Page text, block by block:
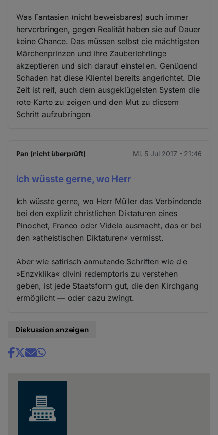
Was Fantasien (nicht beweisbares) auch immer
hervorbringen, gegen Realität haben sie auf Dauer
keine Chance. Das müssen selbst die mächtigsten
Märchenprinzen und ihre Zauberlehrlinge
akzeptieren und sich darauf einstellen. Genügend
Schaden hat diese Klientel bereits angerichtet. Die
Zeit ist reif, auch dem ausgeklügelsten System die
rote Karte zu zeigen und den Mut zu diesem
Schritt aufzubringen.
Pan (nicht überprüft) Mi. 5 Jul 2017 - 21:46
Ich wüsste gerne, wo Herr
Ich wüsste gerne, wo Herr Müller das Verbindende
bei den explizit christlichen Diktaturen eines
Pinochet, Franco oder Videla ausmacht, das er bei
den »atheistischen Diktaturen« vermisst.
Aber wie satirisch anmutende Schriften wie die
»Enzyklika« divini redemptoris zu verstehen
geben, ist jede Staatsform gut, die den Kirchgang
ermöglicht — oder dazu zwingt.
Diskussion anzeigen
Share